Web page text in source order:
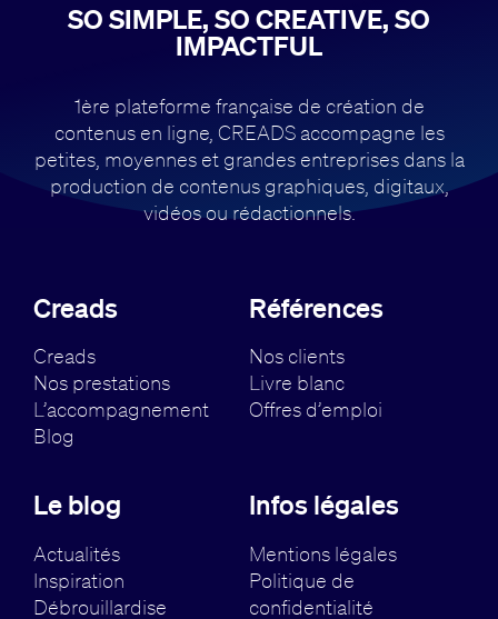
SO SIMPLE, SO CREATIVE, SO
IMPACTFUL
1ère plateforme française de création de
contenus en ligne, CREADS accompagne les
petites, moyennes et grandes entreprises dans la
production de contenus graphiques, digitaux,
vidéos ou rédactionnels.
Creads
Creads
Nos prestations
L’accompagnement
Blog
Références
Nos clients
Livre blanc
Offres d’emploi
Le blog
Actualités
Inspiration
Débrouillardise
Infos légales
Mentions légales
Politique de
confidentialité